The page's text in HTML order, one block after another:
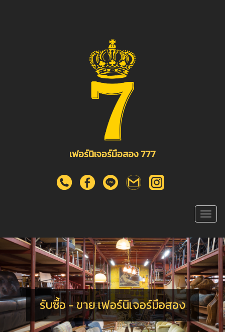
เฟอร์นิเจอร์มือสอง 777
ร
น
เ
จ
อ
ร
รับซื้อ - ขาย เฟอร์นิเจอร์มือสอง